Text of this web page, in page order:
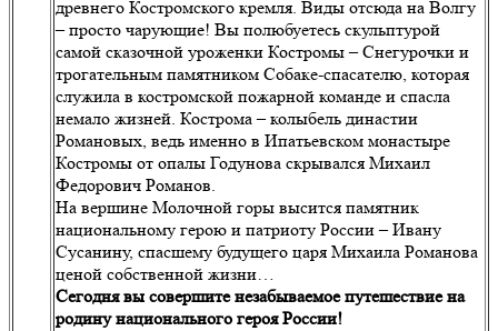
древнего Костромского кремля. Виды отсюда на Волгу
– просто чарующие! Вы полюбуетесь скульптурой
самой сказочной уроженки Костромы – Снегурочки и
трогательным памятником Собаке-спасателю, которая
служила в костромской пожарной команде и спасла
немало жизней. Кострома – колыбель династии
Романовых, ведь именно в Ипатьевском монастыре
Костромы от опалы Годунова скрывался Михаил
Федорович Романов.
На вершине Молочной горы высится памятник
национальному герою и патриоту России – Ивану
Сусанину, спасшему будущего царя Михаила Романова
ценой собственной жизни…
Сегодня вы совершите незабываемое путешествие на
родину национального героя России!